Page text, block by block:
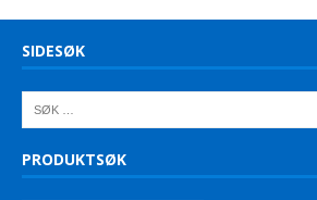
SIDESØK
PRODUKTSØK